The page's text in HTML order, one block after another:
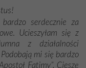
serdecznie za
Ucieszyłam się z
z działalności
mi się bardzo
Fatimy”. Cieszę